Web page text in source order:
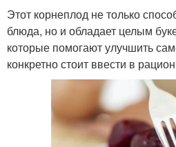
Этот корнеплод не только
блюда, но и обладает целым
которые помогают улучшить
конкретно стоит ввести в